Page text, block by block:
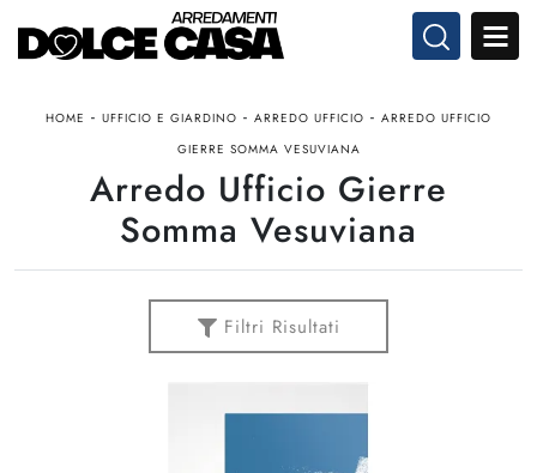
HOME - UFFICIO E GIARDINO - ARREDO UFFICIO - ARREDO UFFICIO
GIERRE SOMMA VESUVIANA
Arredo Ufficio Gierre
Somma Vesuviana
Filtri Risultati